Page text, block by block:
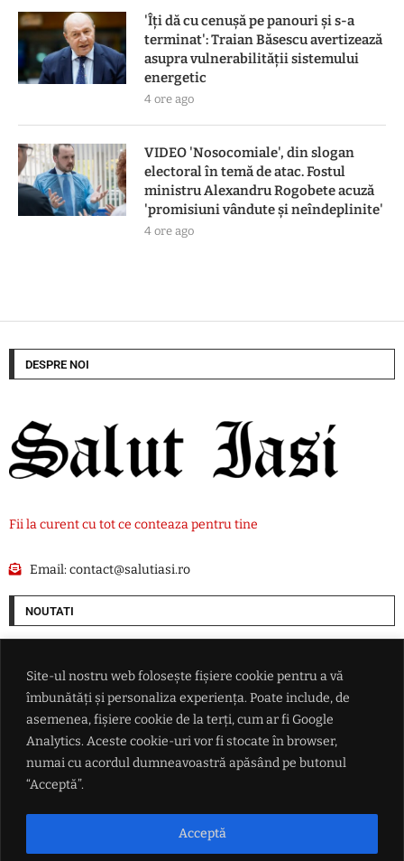
Site-ul nostru web folosește fișiere cookie pentru a vă
îmbunătăți și personaliza experiența. Poate include, de
asemenea, fișiere cookie de la terți, cum ar fi Google
Analytics. Aceste cookie-uri vor fi stocate în browser,
numai cu acordul dumneavoastră apăsând pe butonul
“Acceptă”.
Acceptă
'Îți dă cu cenușă pe panouri și s-a
terminat': Traian Băsescu avertizează
asupra vulnerabilității sistemului
energetic
4 ore ago
VIDEO 'Nosocomiale', din slogan
electoral în temă de atac. Fostul
ministru Alexandru Rogobete acuză
'promisiuni vândute și neîndeplinite'
4 ore ago
DESPRE NOI
Fii la curent cu tot ce conteaza pentru tine
Email:contact@salutiasi.ro
NOUTATI
Kievul afirmă că a lovit echipamente rusești pentru controlul dronelor
Ucraina a cumpărat rachete ATACMS și sisteme M270 din Turcia
Momentul zero: Anul din care seceta și căldura extremă au devenit o
regulă. Până atunci, aceste cazuri erau o raritate
'Îți dă cu cenușă pe panouri și s-a terminat': Traian Băsescu avertizează